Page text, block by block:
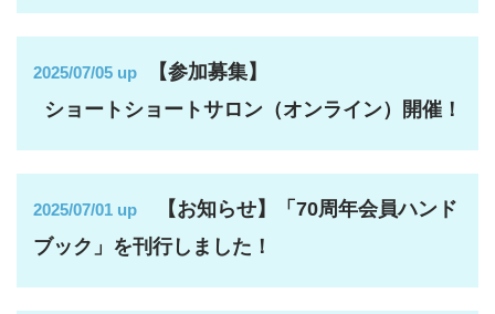
2025/07/05 up
【参加募集】
ショートショートサロン（オンライン）開催！
2025/07/01 up 【お知らせ】「70周年会員ハンド
ブック」を刊行しました！